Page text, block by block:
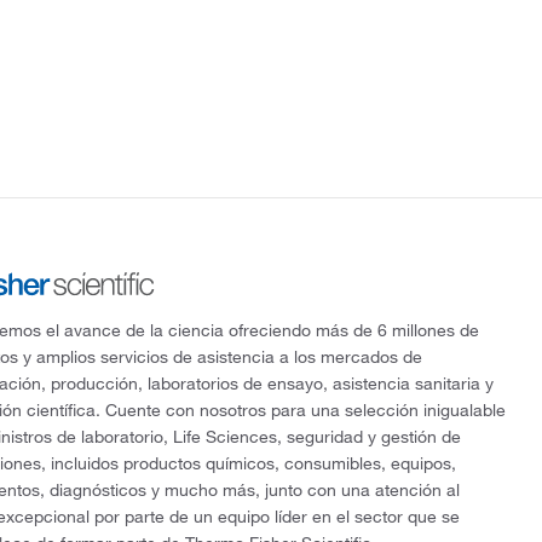
el avance de la ciencia ofreciendo más de 6 millones de
y amplios servicios de asistencia a los mercados de
producción, laboratorios de ensayo, asistencia sanitaria y
científica. Cuente con nosotros para una selección inigualable
de laboratorio, Life Sciences, seguridad y gestión de
incluidos productos químicos, consumibles, equipos,
diagnósticos y mucho más, junto con una atención al
por parte de un equipo líder en el sector que se